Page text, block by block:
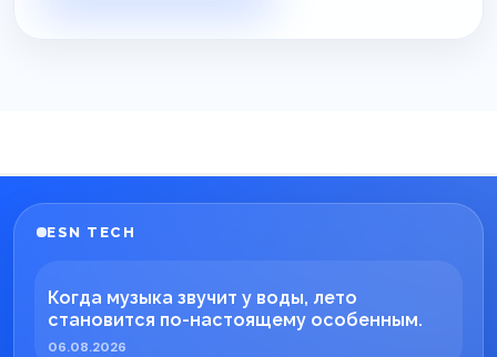
ESN TECH
Когда музыка звучит у воды, лето
становится по-настоящему особенным.
06.08.2026